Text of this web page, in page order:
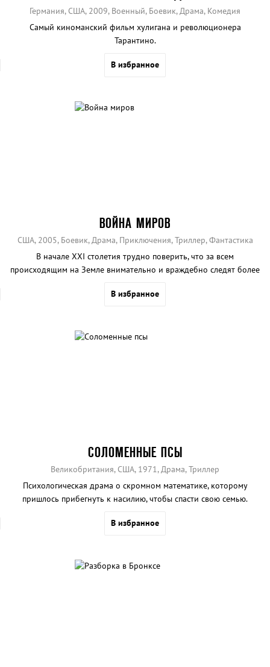
Германия, США, 2009, Военный, Боевик, Драма, Комедия
Самый киноманский фильм хулигана и революционера
Тарантино.
В избранное
ВОЙНА МИРОВ
США, 2005, Боевик, Драма, Приключения, Триллер, Фантастика
В начале XXI столетия трудно поверить, что за всем
происходящим на Земле внимательно и враждебно следят более
помощь землянам не придут супергерои, они должны попытаться
В избранное
СОЛОМЕННЫЕ ПСЫ
Великобритания, США, 1971, Драма, Триллер
Психологическая драма о скромном математике, которому
пришлось прибегнуть к насилию, чтобы спасти свою семью.
В избранное